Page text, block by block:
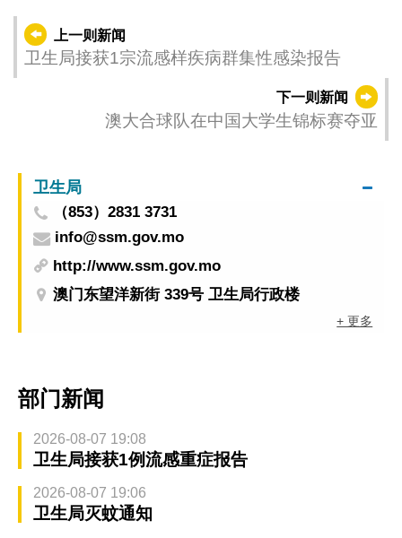
上一则新闻
卫生局接获1宗流感样疾病群集性感染报告
下一则新闻
澳大合球队在中国大学生锦标赛夺亚
卫生局
（853）2831 3731
info@ssm.gov.mo
http://www.ssm.gov.mo
澳门东望洋新街 339号 卫生局行政楼
+ 更多
部门新闻
2026-08-07 19:08
卫生局接获1例流感重症报告
2026-08-07 19:06
卫生局灭蚊通知